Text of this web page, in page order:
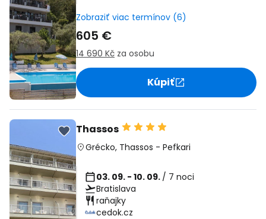
Zobraziť viac termínov (6)
605 €
14 690 Kč za osobu
Kúpiť
Thassos
Grécko, Thassos - Pefkari
03. 09. - 10. 09. / 7 noci
Bratislava
raňajky
cedok.cz